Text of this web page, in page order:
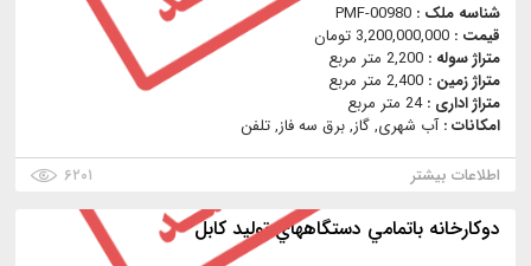
شناسه ملک : PMF-00980
قیمت : 3,200,000,000 تومان
متراژ سوله : 2,200 متر مربع
متراژ زمین : 2,400 متر مربع
متراژ اداری :24 متر مربع
امکانات :آب شهری, گاز, برق سه فاز, تلفن
اطلاعات بیشتر
۶۲۰۱
دوكارخانه باتمامي دستگاههاي توليد كابل